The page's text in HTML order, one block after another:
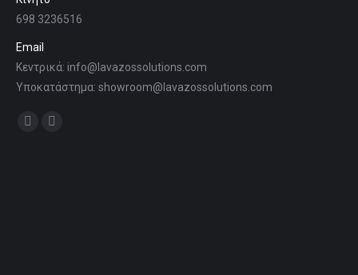
698 3236516
Email
Κεντρικά: info@lavazossolutions.com
Υποκατάστημα: showroom@lavazossolutions.com
Find us on: